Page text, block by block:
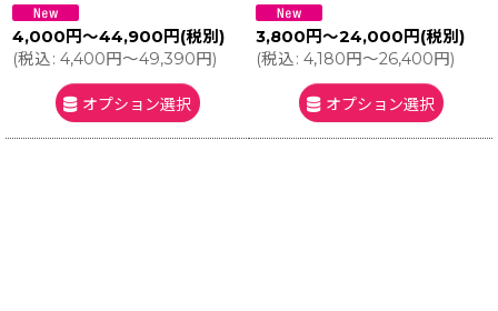
4,000 円～44,900 円 (税別)
(税込: 4,400円～49,390円)
オプション選択
3,800 円～24,000 円 (税別)
(税込: 4,180円～26,400円)
オプション選択